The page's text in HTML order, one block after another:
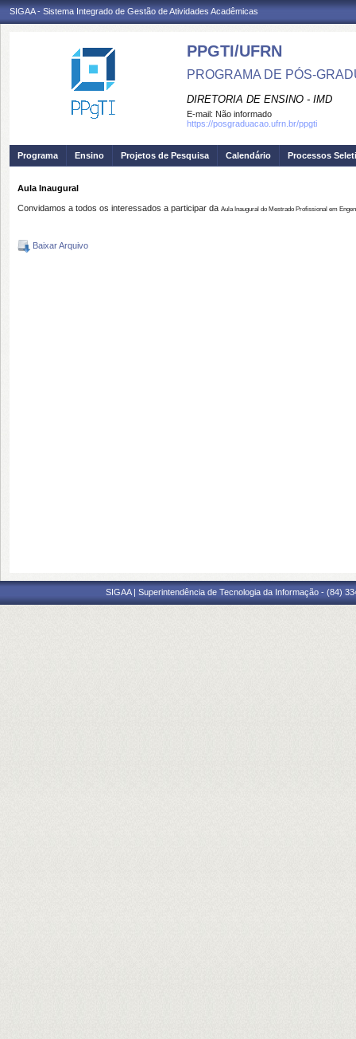
SIGAA - Sistema Integrado de Gestão de Atividades Acadêmicas
PPGTI/UFRN
PROGRAMA DE PÓS-
DIRETORIA DE ENSINO - IMD
E-mail: Não informado
https://posgraduacao.ufrn.br/ppgti
Programa Ensino Projetos de Pesquisa Calendário Processos
Aula Inaugural
Convidamos a todos os interessados a participar da Aula Inaugural do Mestrado Profissional em
Baixar Arquivo
SIGAA | Superintendência de Tecnologia da Informação - (84)